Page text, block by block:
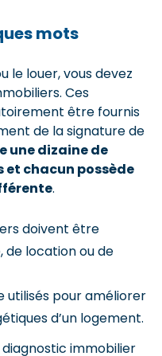
mots
le louer, vous devez
Ces
être fournis
de la signature de
une dizaine de
chacun possède
.
doivent être
de location ou de
pour améliorer
d’un logement.
diagnostic immobilier